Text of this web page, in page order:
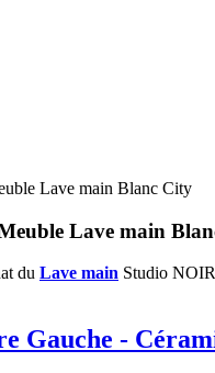
Lave main Blanc City
Lave main
du Lave main Studio
Gauche -